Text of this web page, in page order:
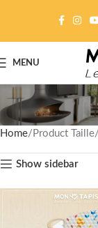
MENU
Home Product Taille
Show sidebar